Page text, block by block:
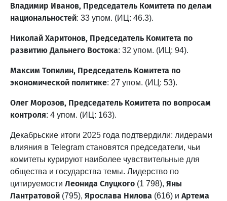
Владимир Иванов, Председатель Комитета по делам
национальностей: 33 упом. (ИЦ: 46.3).
Николай Харитонов, Председатель Комитета по
развитию Дальнего Востока: 32 упом. (ИЦ: 94).
Максим Топилин, Председатель Комитета по
экономической политике: 27 упом. (ИЦ: 53).
Олег Морозов, Председатель Комитета по вопросам
контроля: 4 упом. (ИЦ: 163).
Декабрьские итоги 2025 года подтвердили: лидерами
влияния в Telegram становятся председатели, чьи
комитеты курируют наиболее чувствительные для
общества и государства темы. Лидерство по
цитируемости Леонида Слуцкого (1 798), Яны
Лантратовой (795), Ярослава Нилова (616) и Артема